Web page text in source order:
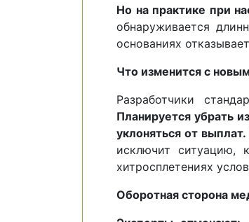
Но на практике при
обнаруживается
основаниях
Что изменится с
Разработчики
Планируется убрать
уклоняться от выплат.
исключит ситуацию,
хитросплетениях
Оборотная сторона